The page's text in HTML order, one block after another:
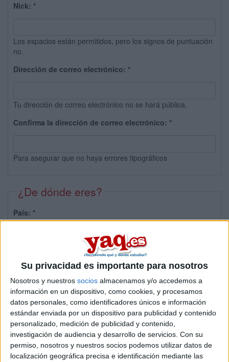
Su privacidad es importante para nosotros
Nosotros y nuestros socios almacenamos y/o accedemos a
información en un dispositivo, como cookies, y procesamos
datos personales, como identificadores únicos e información
estándar enviada por un dispositivo para publicidad y contenido
personalizado, medición de publicidad y contenido,
investigación de audiencia y desarrollo de servicios. Con su
permiso, nosotros y nuestros socios podemos utilizar datos de
localización geográfica precisa e identificación mediante las
Nick: *
Los espacios están permitidos, pero los signos de puntuación
no.
Dirección de correo electrónico: *
Tu dirección de correo electrónico no se hará pública.
Confirma la dirección de correo electrónico: *
Para asegurar que no haya errores tipográficos
¿De dónde eres?
País: *
Sobre ti
Soy:*
Chico
Chica